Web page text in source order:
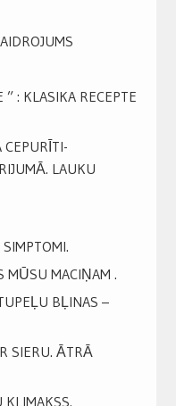
: KLASIKA RECEPTE
CEPURĪTI-
LAUKU
MŪSU MACIŅAM .
BĻINAS –
SIERU. ĀTRĀ
KLIMAKSS.